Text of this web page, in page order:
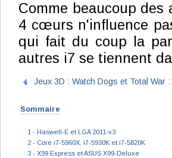
Comme beaucoup
4 cœurs n'influence
qui fait du coup la
autres i7 se tiennent
Jeux 3D : Watch Dogs et Total War :
Sommaire
1 - Haswell-E et LGA 2011-v3
2 - Core i7-5960X, i7-5930K et i7-5820K
3 - X99 Express et ASUS X99-Deluxe